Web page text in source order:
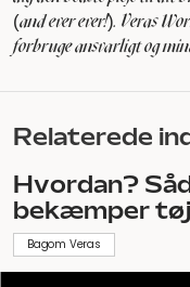
(and ever ever!). Veras
forbruge ansvarligt og
Relaterede
Hvordan?
bekæmper
Bagom Veras